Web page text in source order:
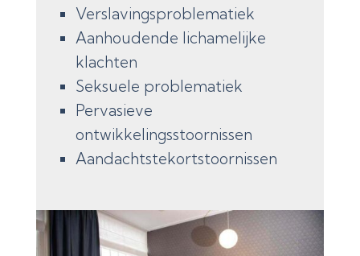
Verslavingsproblematiek
Aanhoudende lichamelijke
klachten
Seksuele problematiek
Pervasieve
ontwikkelingsstoornissen
Aandachtstekortstoornissen